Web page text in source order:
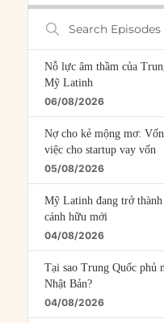
Search
Episodes
Nỗ lực âm thầm của
Mỹ Latinh
06/08/2026
Nợ cho kẻ mộng mơ:
việc cho startup vay vốn
05/08/2026
Mỹ Latinh đang trở
cánh hữu mới
04/08/2026
Tại sao Trung Quốc phủ
Nhật Bản?
04/08/2026